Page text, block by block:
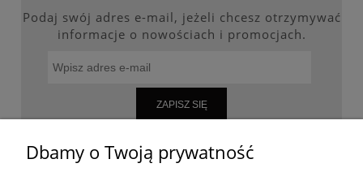
Podaj swój adres e-mail, jeżeli chcesz otrzymywać
informacje o nowościach i promocjach.
ZAPISZ SIĘ
Dbamy o Twoją prywatność